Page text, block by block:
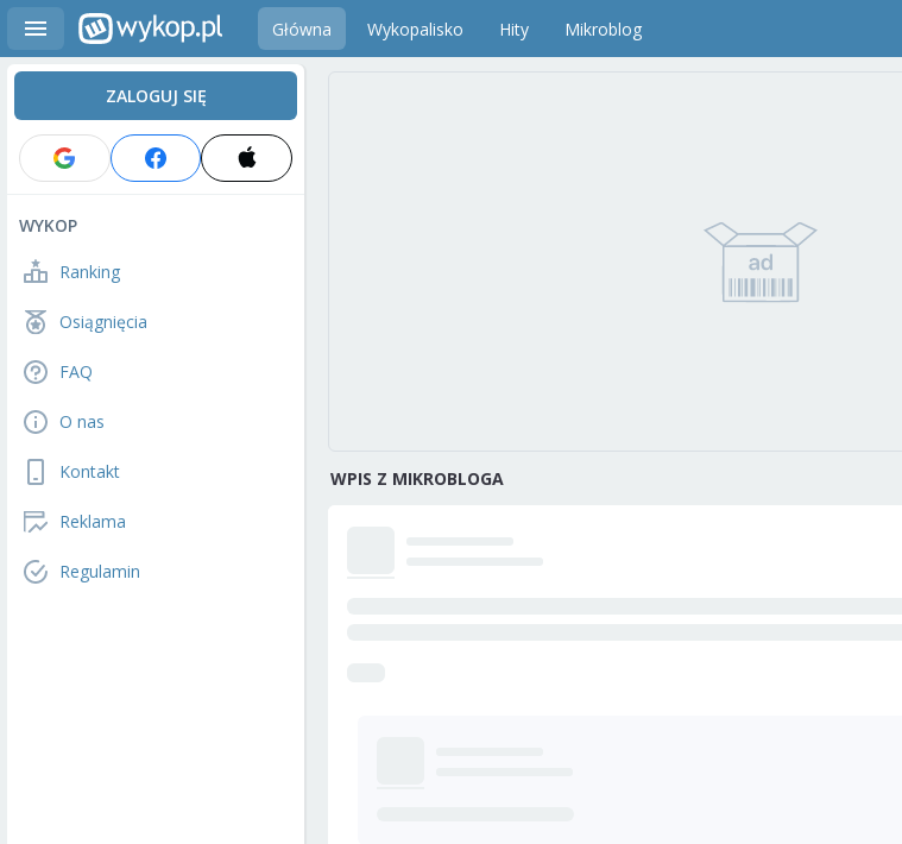
Główna Wykopalisko Hity Mikroblog
ZALOGUJ SIĘ
WYKOP
Ranking
Osiągnięcia
FAQ
O nas
Kontakt
Reklama
Regulamin
WPIS Z MIKROBLOGA